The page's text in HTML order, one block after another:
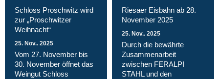
Schloss Proschwitz wird
zur „Proschwitzer
Weihnacht“
25. Nov.. 2025
Vom 27. November bis
30. November öffnet das
Weingut Schloss
Riesaer Eisbahn ab 28.
November 2025
25. Nov.. 2025
Durch die bewährte
Zusammenarbeit
zwischen FERALPI
STAHL und den